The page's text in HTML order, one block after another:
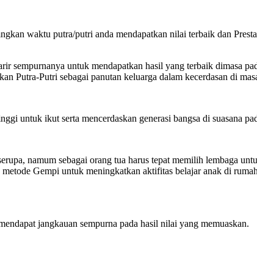
waktu putra/putri anda mendapatkan nilai terbaik dan
sempurnanya untuk mendapatkan hasil yang terbaik dimasa
Putra-Putri sebagai panutan keluarga dalam kecerdasan di
untuk ikut serta mencerdaskan generasi bangsa di suasana
namum sebagai orang tua harus tepat memilih lembaga
Gempi untuk meningkatkan aktifitas belajar anak di
jangkauan sempurna pada hasil nilai yang memuaskan.